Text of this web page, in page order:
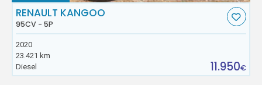
RENAULT KANGOO
95CV - 5P
2020
23.421 km
Diesel
11.950€